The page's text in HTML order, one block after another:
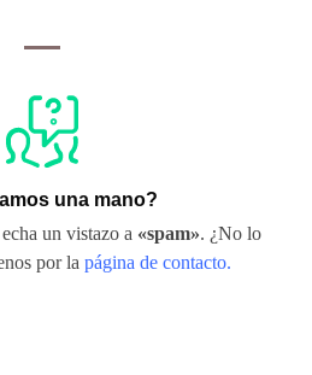
una mano?
un vistazo a «spam». ¿No lo
por la página de contacto.